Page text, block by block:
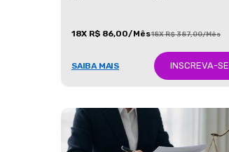
18X R$ 86,00/Mês18X R$ 387,00/Mês
SAIBA MAIS INSCREVA-SE